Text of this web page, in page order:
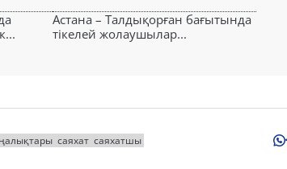
Астана – Талдықорған бағытында
тікелей жолаушылар...
саяхат саяхатшы